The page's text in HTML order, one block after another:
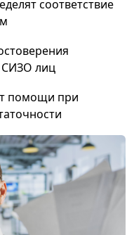
соответствие
СИЗО лиц
помощи при